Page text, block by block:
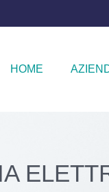
HOME